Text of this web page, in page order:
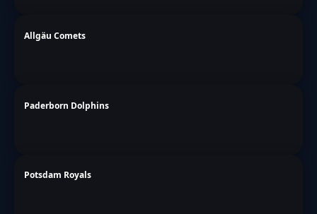
Allgäu Comets
Paderborn Dolphins
Potsdam Royals